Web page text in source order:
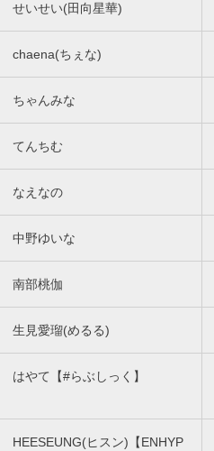
せいせい(田向星華)
chaena(ちぇな)
ちゃんみな
てんちむ
なえなの
中野ゆいな
南部桃伽
生見愛瑠(めるる)
はやて【#らぶしっく】
HEESEUNG(ヒスン)【ENHYP